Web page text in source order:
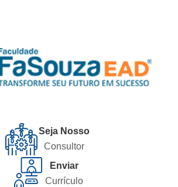
Seja Nosso
Consultor
Enviar
Currículo